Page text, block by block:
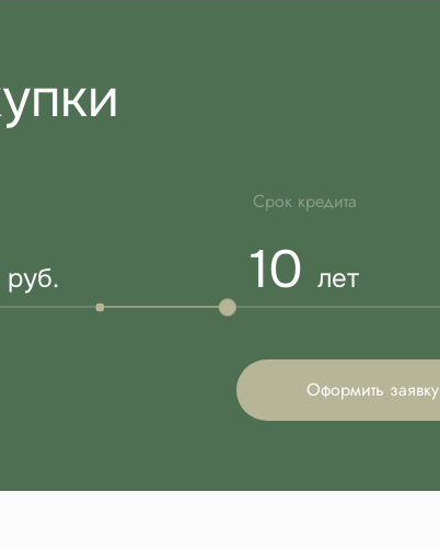
руб.
Срок кредита
10лет
Оформить заявку